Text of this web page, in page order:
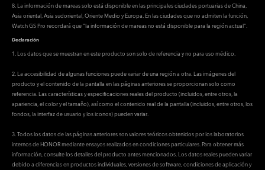
8. La información de mareas solo está disponible en las principales ciudades portuarias de China,
Asia oriental, Asia sudoriental, Oriente Medio y Europa. En las ciudades que no admiten la función,
Watch GS Pro recordará que "la información de mareas no está disponible para la región actual".
Declaración
1. Los datos que se muestran en este producto son solo de referencia y no para uso médico.
2. La accesibilidad de algunas funciones puede variar de una región a otra. Las imágenes del
producto y el contenido de la pantalla en las páginas anteriores se proporcionan solo como
referencia. Las características y especificaciones reales del producto (incluidos, entre otros, la
apariencia, el color y el tamaño), así como el contenido real de la pantalla (incluidos, entre otros, los
fondos, la interfaz de usuario y los iconos) pueden variar.
3. Todos los datos de las páginas anteriores son valores teóricos obtenidos por los laboratorios
internos de HONOR mediante ensayos realizados en condiciones particulares. Para obtener más
información, consulte los detalles del producto antes mencionados. Los datos reales pueden variar
debido a diferencias en productos individuales, versiones de software, condiciones de aplicación y